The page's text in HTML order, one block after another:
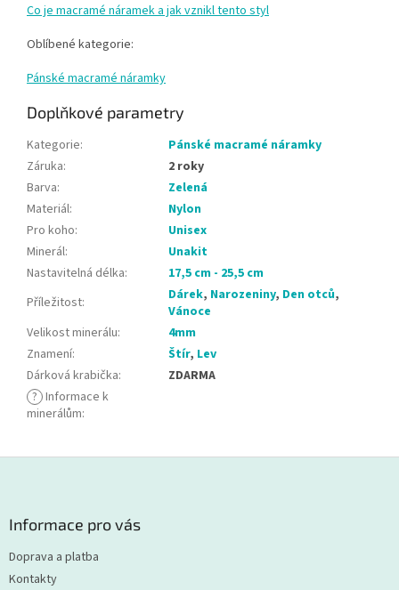
Co je macramé náramek a jak vznikl tento styl
Oblíbené kategorie:
Pánské macramé náramky
Doplňkové parametry
Kategorie:
Pánské macramé náramky
Záruka:
2 roky
Barva:
Zelená
Materiál:
Nylon
Pro koho:
Unisex
Minerál:
Unakit
Nastavitelná délka:
17,5 cm - 25,5 cm
Příležitost: Dárek, Narozeniny, Den otců,
Vánoce
Velikost minerálu:
4mm
Znamení: Štír, Lev
Dárková krabička:
ZDARMA
? Informace k
minerálům:
Informace pro vás
Doprava a platba
Kontakty